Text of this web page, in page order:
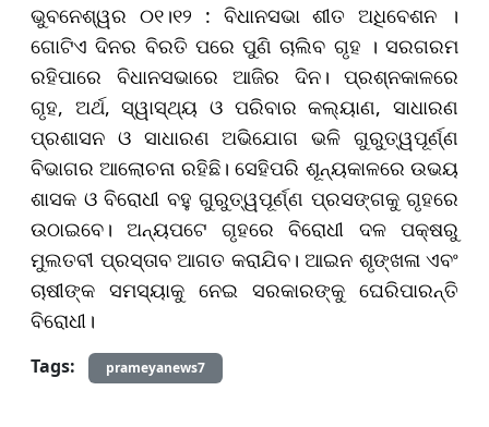
ଭୁବନେଶ୍ୱର ୦୧।୧୨ : ବିଧାନସଭା ଶୀତ ଅଧିବେଶନ ।
ଗୋଟିଏ ଦିନର ବିରତି ପରେ ପୁଣି ଚାଲିବ ଗୃହ । ସରଗରମ
ରହିପାରେ ବିଧାନସଭାରେ ଆଜିର ଦିନ। ପ୍ରଶ୍ନକାଳରେ
ଗୃହ, ଅର୍ଥ, ସ୍ୱାସ୍ଥ୍ୟ ଓ ପରିବାର କଲ୍ୟାଣ, ସାଧାରଣ
ପ୍ରଶାସନ ଓ ସାଧାରଣ ଅଭିଯୋଗ ଭଳି ଗୁରୁତ୍ୱପୂର୍ଣ୍ଣ
ବିଭାଗର ଆଲୋଚନା ରହିଛି। ସେହିପରି ଶୂନ୍ୟକାଳରେ ଉଭୟ
ଶାସକ ଓ ବିରୋଧୀ ବହୁ ଗୁରୁତ୍ୱପୂର୍ଣ୍ଣ ପ୍ରସଙ୍ଗକୁ ଗୃହରେ
ଉଠାଇବେ। ଅନ୍ୟପଟେ ଗୃହରେ ବିରୋଧୀ ଦଳ ପକ୍ଷରୁ
ମୁଲତବୀ ପ୍ରସ୍ତାବ ଆଗତ କରାଯିବ। ଆଇନ ଶୃଙ୍ଖଳା ଏବଂ
ଚାଷୀଙ୍କ ସମସ୍ୟାକୁ ନେଇ ସରକାରଙ୍କୁ ଘେରିପାରନ୍ତି
ବିରୋଧୀ।
Tags: prameyanews7